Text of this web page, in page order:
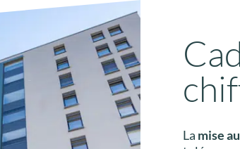
La mise